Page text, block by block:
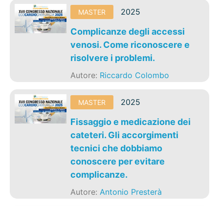
MASTER 2025
Complicanze degli accessi
venosi. Come riconoscere e
risolvere i problemi.
Autore: Riccardo Colombo
MASTER 2025
Fissaggio e medicazione dei
cateteri. Gli accorgimenti
tecnici che dobbiamo
conoscere per evitare
complicanze.
Autore:Antonio Presterà